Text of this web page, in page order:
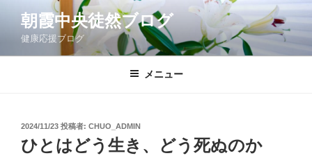
ン
朝霞中央徒然ブログ
健康応援ブログ
メニュー
投
稿
日:
2024/11/23 投稿者: CHUO_ADMIN
ひとはどう生き、どう死ぬのか